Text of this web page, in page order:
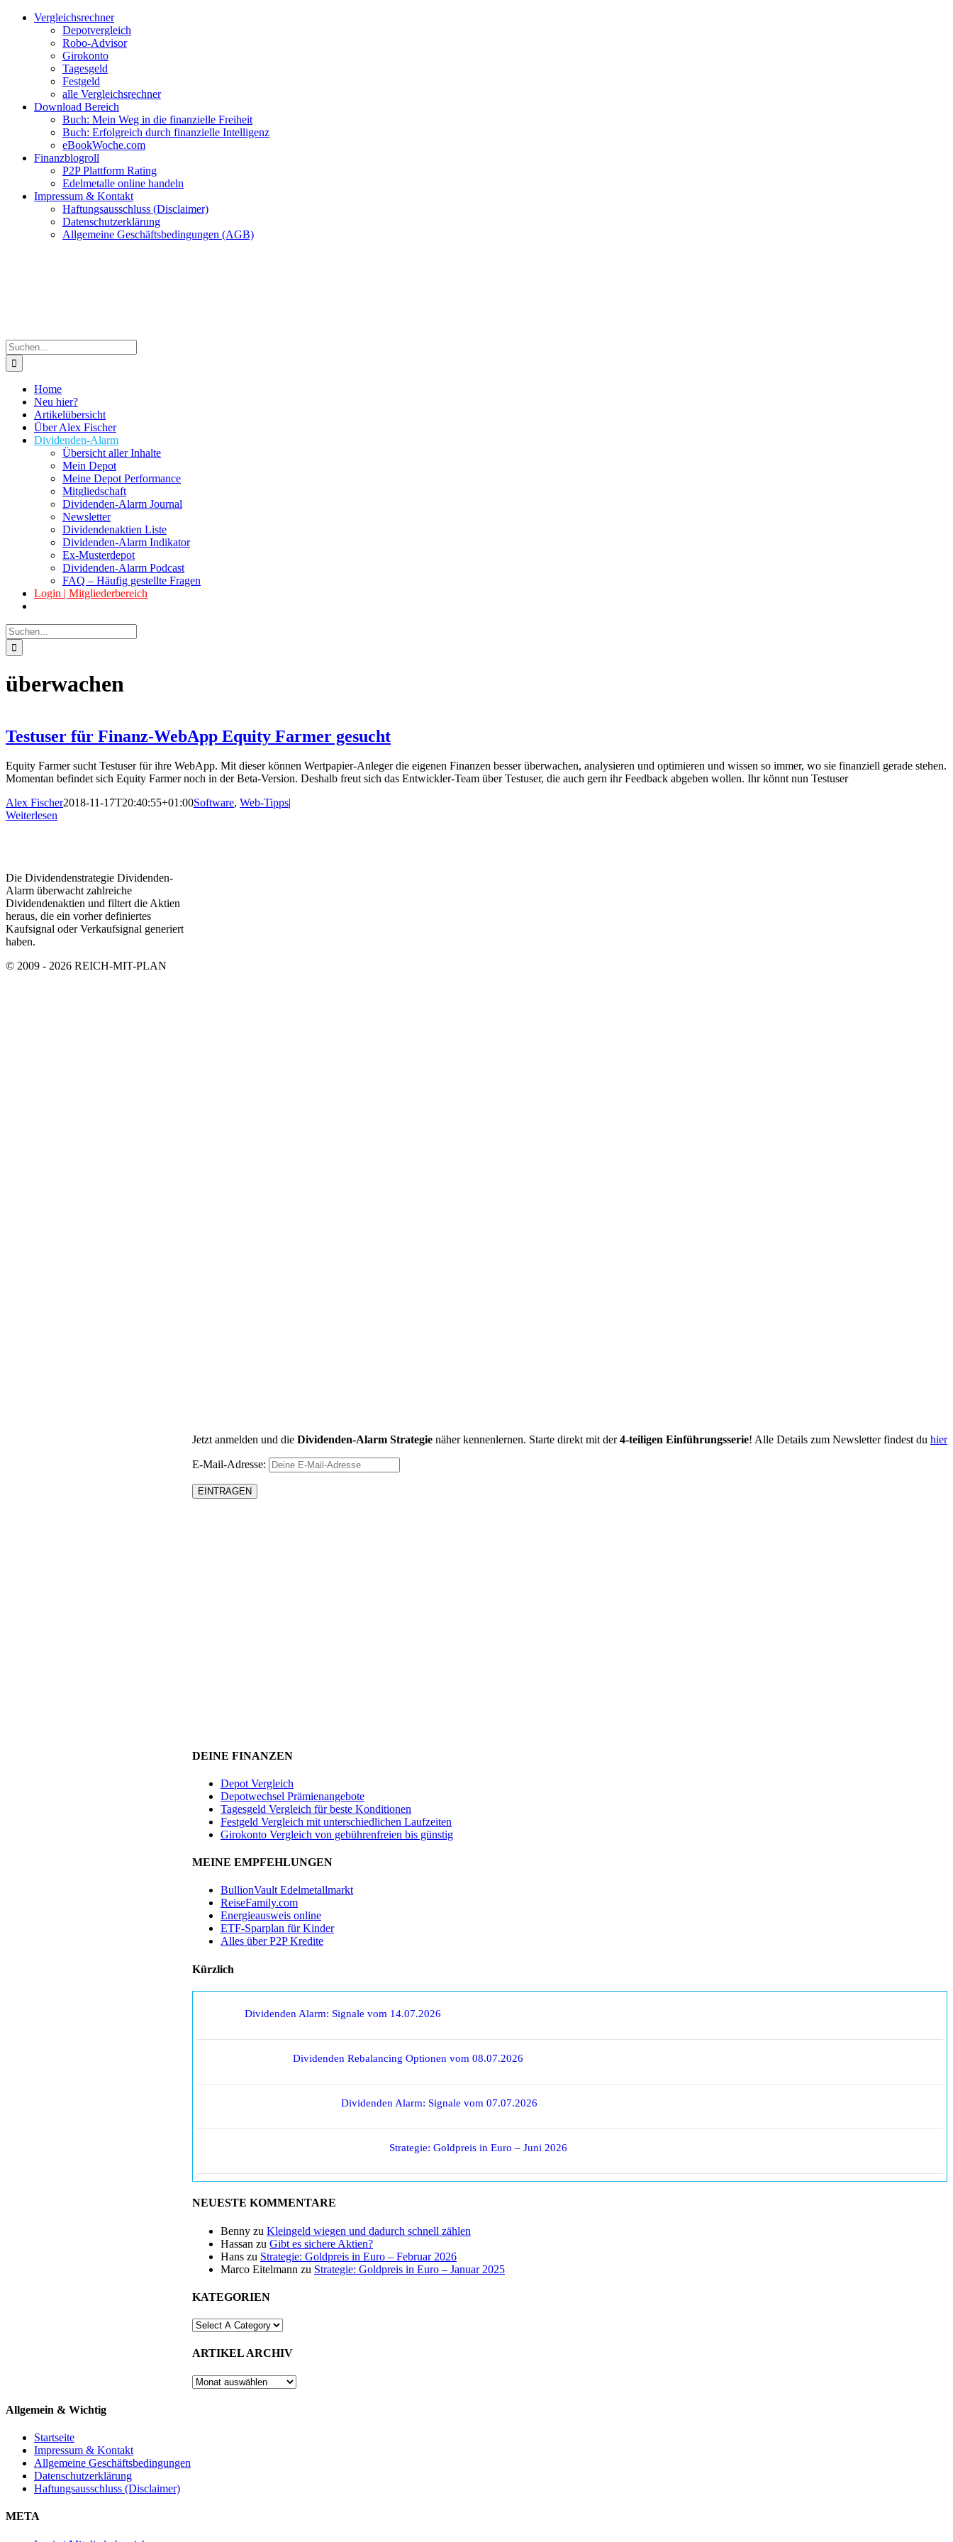
Zum
Facebook
Twitter
Instagram
Pinterest
YouTubeVergleichsrechner
Depotvergleich
Robo-Advisor
Girokonto
Tagesgeld
Festgeld
alle Vergleichsrechner
Download Bereich
Buch: Mein Weg in die finanzielle Freiheit
Buch: Erfolgreich durch finanzielle Intelligenz
eBookWoche.com
Finanzblogroll
P2P Plattform Rating
Edelmetalle online handeln
Impressum & Kontakt
Haftungsausschluss (Disclaimer)
Datenschutzerklärung
Allgemeine Geschäftsbedingungen (AGB)
Suche
nach:
Home
Neu hier?
Artikelübersicht
Über Alex Fischer
Dividenden-Alarm
Übersicht aller Inhalte
Mein Depot
Meine Depot Performance
Mitgliedschaft
Dividenden-Alarm Journal
Newsletter
Dividendenaktien Liste
Dividenden-Alarm Indikator
Ex-Musterdepot
Dividenden-Alarm Podcast
FAQ – Häufig gestellte Fragen
Login | Mitgliederbereich
Suche
nach:
überwachen
Testuser für Finanz-WebApp Equity Farmer gesucht
Equity Farmer sucht Testuser für ihre WebApp. Mit dieser können Wertpapier-Anleger die eigenen Finanzen besser überwachen, analysieren und optimieren und wissen so immer, wo sie finanziell gerade stehen.
Momentan befindet sich Equity Farmer noch in der Beta-Version. Deshalb freut sich das Entwickler-Team über Testuser, die auch gern ihr Feedback abgeben wollen. Ihr könnt nun Testuser
Alex Fischer2018-11-17T20:40:55+01:00Software, Web-Tipps|
Weiterlesen
Jetzt anmelden und die Dividenden-Alarm Strategie näher kennenlernen. Starte direkt mit der4-teiligen Einführungsserie! Alle Details zum Newsletter findest du hier
E-Mail-Adresse:
DEINE FINANZEN
Depot Vergleich
Depotwechsel Prämienangebote
Tagesgeld Vergleich für beste Konditionen
Festgeld Vergleich mit unterschiedlichen Laufzeiten
Girokonto Vergleich von gebührenfreien bis günstig
MEINE EMPFEHLUNGEN
BullionVault Edelmetallmarkt
ReiseFamily.com
Energieausweis online
ETF-Sparplan für Kinder
Alles über P2P Kredite
Kürzlich
Dividenden Alarm: Signale vom 14.07.2026
Dividenden Rebalancing Optionen vom 08.07.2026
Dividenden Alarm: Signale vom 07.07.2026
Strategie: Goldpreis in Euro – Juni 2026
NEUESTE KOMMENTARE
Benny zu Kleingeld wiegen und dadurch schnell zählen
Hassan zu Gibt es sichere Aktien?
Hans zu Strategie: Goldpreis in Euro – Februar 2026
Marco Eitelmann zu Strategie: Goldpreis in Euro – Januar 2025
KATEGORIEN
ARTIKEL ARCHIV
ARTIKEL
Die Dividendenstrategie Dividenden-
Alarm überwacht zahlreiche
Dividendenaktien und filtert die Aktien
heraus, die ein vorher definiertes
Kaufsignal oder Verkaufsignal generiert
haben.
© 2009 - 2026 REICH-MIT-PLAN
Allgemein & Wichtig
Startseite
Impressum & Kontakt
Allgemeine Geschäftsbedingungen
Datenschutzerklärung
Haftungsausschluss (Disclaimer)
META